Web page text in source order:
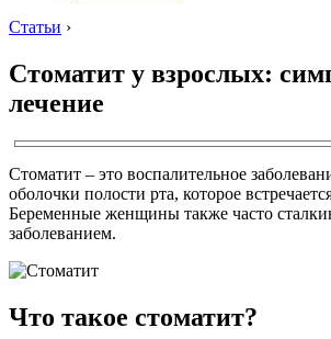
Статьи ›
Стоматит у взрослых:
лечение
Стоматит – это воспалительное
оболочки полости рта, которое
Беременные женщины также часто
заболеванием.
Что такое стоматит?